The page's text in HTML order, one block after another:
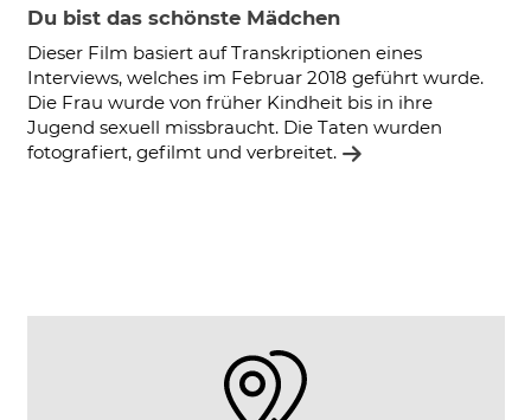
Du bist das schönste Mädchen
Dieser Film basiert auf Transkriptionen eines
Interviews, welches im Februar 2018 geführt wurde.
Die Frau wurde von früher Kindheit bis in ihre
Jugend sexuell missbraucht. Die Taten wurden
fotografiert, gefilmt und verbreitet.